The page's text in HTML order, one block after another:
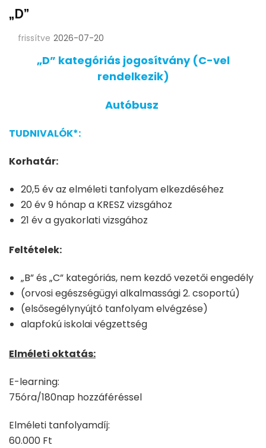
„D”
frissítve 2026-07-20
„D” kategóriás jogosítvány (C-vel
rendelkezik)
Autóbusz
TUDNIVALÓK*:
Korhatár:
20,5 év az elméleti tanfolyam elkezdéséhez
20 év 9 hónap a KRESZ vizsgához
21 év a gyakorlati vizsgához
Feltételek:
„B” és „C” kategóriás, nem kezdő vezetői engedély
(orvosi egészségügyi alkalmassági 2. csoportú)
(elsősegélynyújtó tanfolyam elvégzése)
alapfokú iskolai végzettség
Elméleti oktatás:
E-learning:
75óra/180nap hozzáféréssel
Elméleti tanfolyamdíj:
60.000 Ft